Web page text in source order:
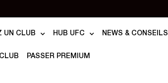
UN CLUB HUB UFC NEWS & CONSEILS
PASSER PREMIUM